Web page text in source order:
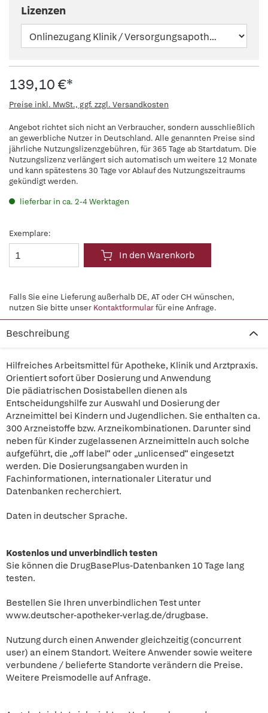
Lizenzen
139,10 €*
Preise inkl. MwSt., ggf. zzgl. Versandkosten
Angebot richtet sich nicht an Verbraucher, sondern ausschließlich
an gewerbliche Nutzer in Deutschland. Alle genannten Preise sind
jährliche Nutzungslizenzgebühren, für 365 Tage ab Startdatum. Die
Nutzungslizenz verlängert sich automatisch um weitere 12 Monate
und kann spätestens 30 Tage vor Ablauf des Nutzungszeitraums
gekündigt werden.
lieferbar in ca. 2-4 Werktagen
Exemplare:
In den Warenkorb
Falls Sie eine Lieferung außerhalb DE, AT oder CH wünschen,
nutzen Sie bitte unser Kontaktformularfür eine Anfrage.
Beschreibung
Hilfreiches Arbeitsmittel für Apotheke, Klinik und Arztpraxis.
Orientiert sofort über Dosierung und Anwendung
Die pädiatrischen Dosistabellen dienen als
Entscheidungshilfe zur Auswahl und Dosierung der
Arzneimittel bei Kindern und Jugendlichen. Sie enthalten ca.
300 Arzneistoffe bzw. Arzneikombinationen. Darunter sind
neben für Kinder zugelassenen Arzneimitteln auch solche
aufgeführt, die „off label“ oder „unlicensed“ eingesetzt
werden. Die Dosierungsangaben wurden in
Fachinformationen, internationaler Literatur und
Datenbanken recherchiert.
Daten in deutscher Sprache.
Kostenlos und unverbindlich testen
Sie können die DrugBasePlus-Datenbanken 10 Tage lang
testen.
Bestellen Sie Ihren unverbindlichen Test unter
www.deutscher-apotheker-verlag.de/drugbase.
Nutzung durch einen Anwender gleichzeitig (concurrent
user) an einem Standort. Weitere Anwender sowie weitere
verbundene / belieferte Standorte verändern die Preise.
Weitere Preismodelle auf Anfrage.